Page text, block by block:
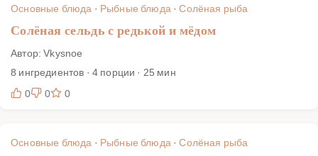
сервировке. Освойте базу — и готовьте приятно солёную,
упругую и ароматную рыбу дома.
Основные блюда · Рыбные блюда·Солёная рыба
Солёная сельдь с редькой и мёдом
Автор: Vkysnoe
8 ингредиентов · 4 порции · 25 мин
0
0 0
Основные блюда · Рыбные блюда·Солёная рыба